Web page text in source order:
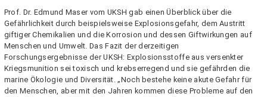
Prof. Dr. Edmund Maser vom UKSH gab einen Überblick über die
Gefährlichkeit durch beispielsweise Explosionsgefahr, dem Austritt
giftiger Chemikalien und die Korrosion und dessen Giftwirkungen auf
Menschen und Umwelt. Das Fazit der derzeitigen
Forschungsergebnisse der UKSH: Explosionsstoffe aus versenkter
Kriegsmunition sei toxisch und krebserregend und sie gefährden die
marine Ökologie und Diversität. „Noch bestehe keine akute Gefahr für
den Menschen, aber mit den Jahren kommen diese Probleme auf den